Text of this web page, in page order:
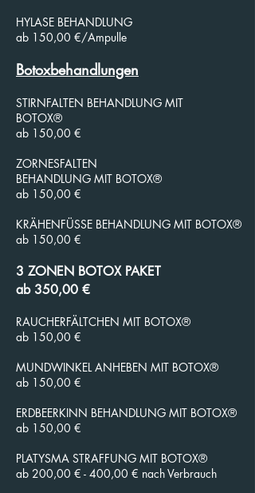
HYLASE BEHANDLUNG
ab 150,00 €/Ampulle
Botoxbehandlungen
STIRNFALTEN BEHANDLUNG MIT
BOTOX®
ab 150,00 €
ZORNESFALTEN
BEHANDLUNG MIT BOTOX®
ab 150,00 €
KRÄHENFÜSSE BEHANDLUNG MIT BOTOX®
ab 150,00 €
3 ZONEN BOTOX PAKET
ab 350,00 €
RAUCHERFÄLTCHEN MIT BOTOX®
ab 150,00 €
MUNDWINKEL ANHEBEN MIT BOTOX®
ab 150,00 €
ERDBEERKINN BEHANDLUNG MIT BOTOX®
ab 150,00 €
PLATYSMA STRAFFUNG MIT BOTOX®
ab 200,00 € - 400,00 € nach Verbrauch